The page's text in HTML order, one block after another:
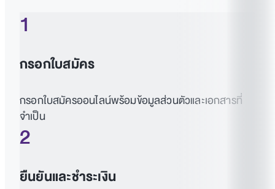
1
กรอกใบสมัคร
กรอกใบสมัครออนไลน์พร้อมข้อมูลส่วนตัวและเอกสารที่
จำเป็น
2
ยืนยันและชำระเงิน